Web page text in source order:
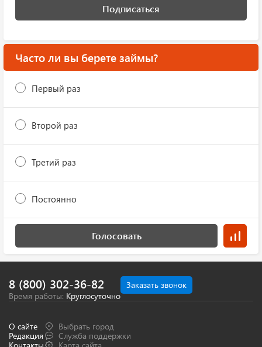
Подписаться
Часто ли вы берете займы?
Первый раз
Второй раз
Третий раз
Постоянно
Голосовать
О сайте
Редакция
Выбрать город
Служба поддержки
Заказать звонок
8 (800) 302-36-82
Время работы: Круглосуточно